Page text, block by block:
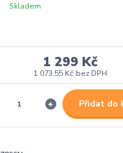
Skladem
1 299 Kč
1 073,55 Kč bez DPH
Přidat do